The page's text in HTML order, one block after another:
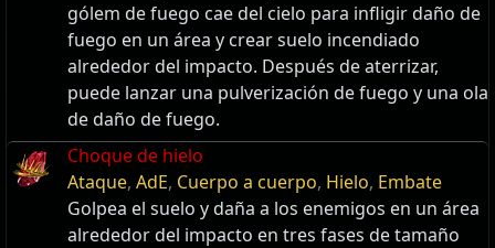
gólem de fuego cae del cielo para infligir daño de
fuego en un área y crear suelo incendiado
alrededor del impacto. Después de aterrizar,
puede lanzar una pulverización de fuego y una ola
de daño de fuego.
Choque de hielo
Ataque, AdE, Cuerpo a cuerpo, Hielo, Embate
Golpea el suelo y daña a los enemigos en un área
alrededor del impacto en tres fases de tamaño